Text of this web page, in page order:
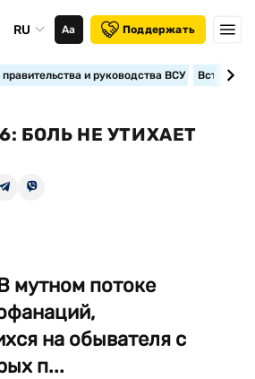
RU Аа Поддержать
и руководства ВСУ
БОЛЬ НЕ УТИХАЕТ
мутном потоке
на обывателя с
п...